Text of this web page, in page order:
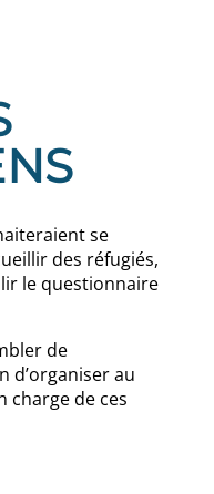
se
des réfugiés,
le questionnaire
de
d’organiser au
charge de ces